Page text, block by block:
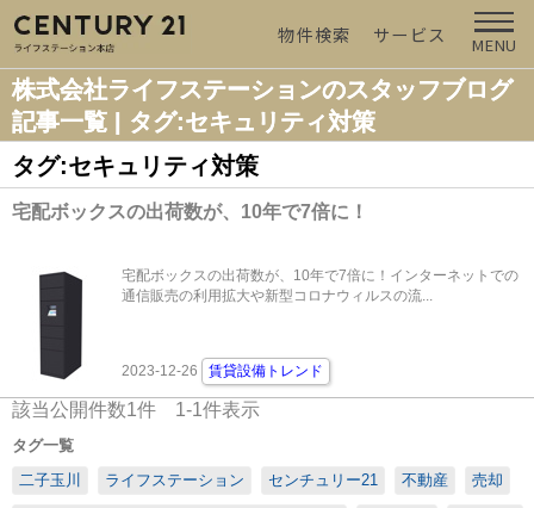
物件検索 サービス MENU
株式会社ライフステーションのスタッフブログ
記事一覧 | タグ:セキュリティ対策
タグ:セキュリティ対策
宅配ボックスの出荷数が、10年で7倍に！
宅配ボックスの出荷数が、10年で7倍に！インターネットでの
通信販売の利用拡大や新型コロナウィルスの流...
2023-12-26 賃貸設備トレンド
該当公開件数1件 1-1件表示
タグ一覧
二子玉川
ライフステーション センチュリー21 不動産 売却